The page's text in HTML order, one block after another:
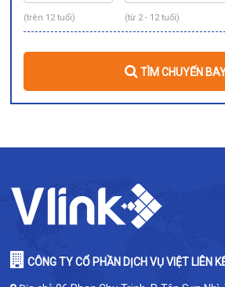
(trên 12 tuổi) (từ 2 - 12 tuổi)
TÌM CHUYẾN
CÔNG TY CỔ PHẦN DỊCH VỤ VIỆT LIÊN